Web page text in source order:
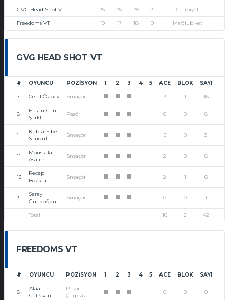
GVG Head Shot VT 25 25 25 3 Galibiyet
Freedoms VT 19 17 18 0 Mağlubiyet
GVG HEAD SHOT VT
# OYUNCU POZISYON 1 2 3 4 5 ACE BLOK SAYI
7 Celal Özbey Smaçör 3 1 16
8
Hasan Can
Şarklı
Pasör 6 0 8
1
Kübra Sibel
Sarıgül
Smaçör 3 0 3
11
Moustafa
Asalim
Smaçör 2 0 8
13
Recep
Bozkurt
Smaçör 2 1 6
3
Seray
Gündoğdu
Smaçör 0 0 1
Total 16 2 42
FREEDOMS VT
# OYUNCU POZISYON 1 2 3 4 5 ACE BLOK SAYI
8
Alaattin
Çalışkan
Pasör
Çarprazı
0 0 0